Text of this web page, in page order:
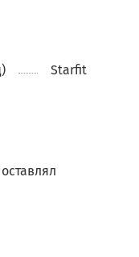
Starfit